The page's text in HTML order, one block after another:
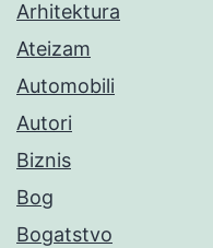
Arhitektura
Ateizam
Automobili
Autori
Biznis
Bog
Bogatstvo